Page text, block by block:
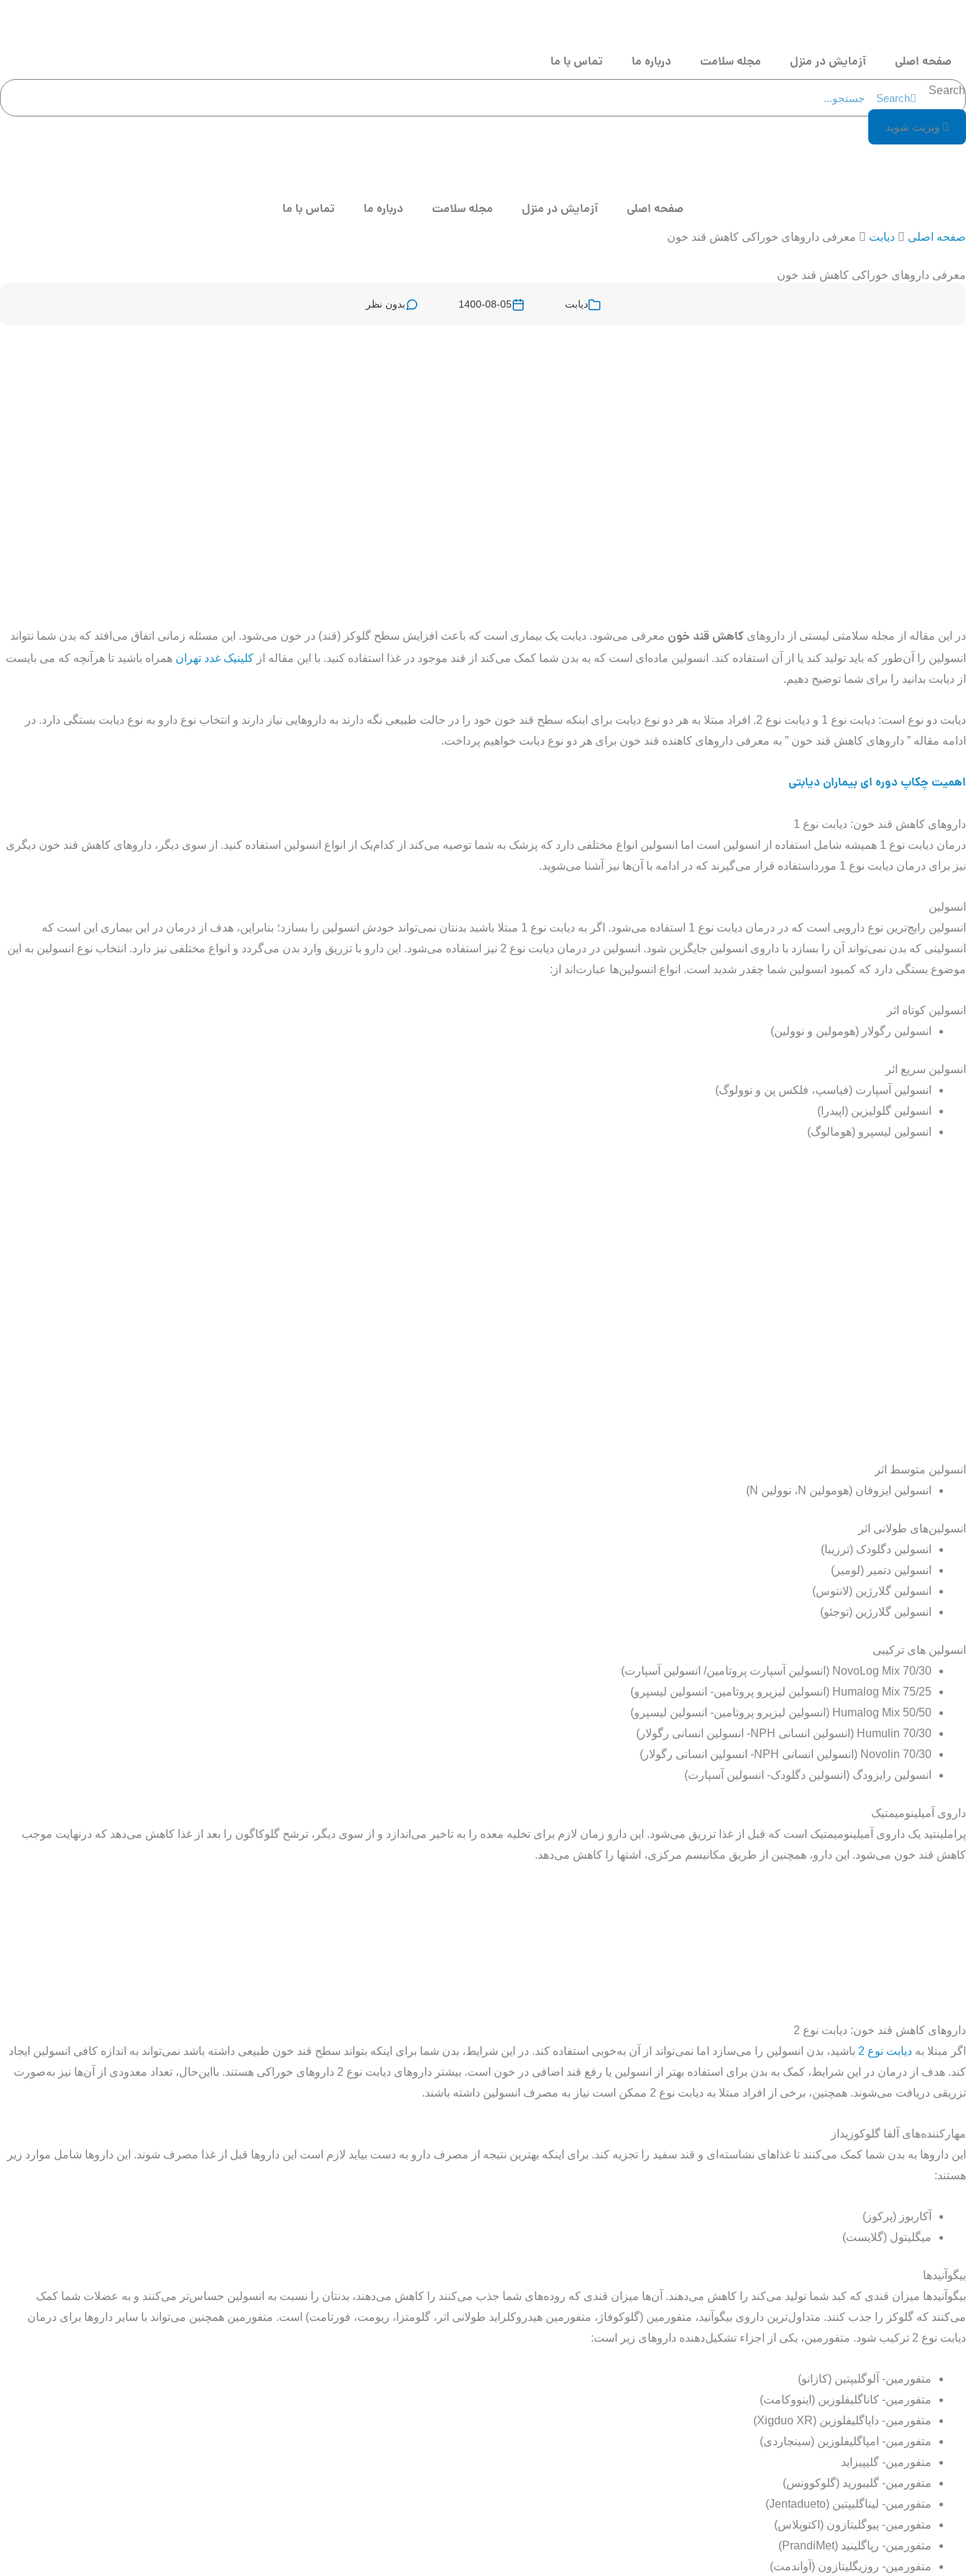
صفحه اصلی آزمایش در منزل مجله سلامت درباره ما تماس با ما
Search
Search
ویزیت شوید
صفحه اصلی آزمایش در منزل مجله سلامت درباره ما تماس با ما
صفحه اصلی دیابت معرفی داروهای خوراکی کاهش قند خون
معرفی داروهای خوراکی کاهش قند خون
دیابت 1400-08-05 بدون نظر
در این مقاله از مجله سلامتی لیستی از داروهای کاهش قند خون معرفی می‌شود. دیابت یک بیماری است که باعث افزایش سطح گلوکز (قند) در خون می‌شود. این مسئله زمانی اتفاق می‌افتد که بدن شما نتواند
انسولین را آن‌طور که باید تولید کند یا از آن استفاده کند. انسولین ماده‌ای است که به بدن شما کمک می‌کند از قند موجود در غذا استفاده کنید. با این مقاله از کلینیک غدد تهران همراه باشید تا هرآنچه که می بایست
از دیابت بدانید را برای شما توضیح دهیم.
دیابت دو نوع است: دیابت نوع 1 و دیابت نوع 2. افراد مبتلا به هر دو نوع دیابت برای اینکه سطح قند خون خود را در حالت طبیعی نگه دارند به داروهایی نیاز دارند و انتخاب نوع دارو به نوع دیابت بستگی دارد. در
ادامه مقاله ” داروهای کاهش قند خون ” به معرفی داروهای کاهنده قند خون برای هر دو نوع دیابت خواهیم پرداخت.
اهمیت چکاپ دوره‌ ای بیماران دیابتی
داروهای کاهش قند خون: دیابت نوع 1
درمان دیابت نوع 1 همیشه شامل استفاده از انسولین است اما انسولین انواع مختلفی دارد که پزشک به شما توصیه می‌کند از کدام‌یک از انواع انسولین استفاده کنید. از سوی دیگر، داروهای کاهش قند خون دیگری
نیز برای درمان دیابت نوع 1 مورداستفاده قرار می‌گیرند که در ادامه با آن‌ها نیز آشنا می‌شوید.
انسولین
انسولین رایج‌ترین نوع دارویی است که در درمان دیابت نوع 1 استفاده می‌شود. اگر به دیابت نوع 1 مبتلا باشید بدنتان نمی‌تواند خودش انسولین را بسازد؛ بنابراین، هدف از درمان در این بیماری این است که
انسولینی که بدن نمی‌تواند آن را بسازد با داروی انسولین جایگزین شود. انسولین در درمان دیابت نوع 2 نیز استفاده می‌شود. این دارو با تزریق وارد بدن می‌گردد و انواع مختلفی نیز دارد. انتخاب نوع انسولین به این
موضوع بستگی دارد که کمبود انسولین شما چقدر شدید است. انواع انسولین‌ها عبارت‌اند از:
انسولین کوتاه اثر
انسولین رگولار (هومولین و نوولین)
انسولین سریع اثر
انسولین آسپارت (فیاسپ، فلکس پن و نوولوگ)
انسولین گلولیزین (اپیدرا)
انسولین لیسپرو (هومالوگ)
انسولین متوسط اثر
انسولین ایزوفان (هومولین N، نوولین N)
انسولین‌های طولانی اثر
انسولین دگلودک (ترزیبا)
انسولین دتمیر (لومیر)
انسولین گلارژین (لانتوس)
انسولین گلارژین (توجئو)
انسولین های ترکیبی
NovoLog Mix 70/30 (انسولین آسپارت پروتامین/ انسولین آسپارت)
Humalog Mix 75/25 (انسولین لیزپرو پروتامین- انسولین لیسپرو)
Humalog Mix 50/50 (انسولین لیزپرو پروتامین- انسولین لیسپرو)
Humulin 70/30 (انسولین انسانی NPH- انسولین انسانی رگولار)
Novolin 70/30 (انسولین انسانی NPH- انسولین انسانی رگولار)
انسولین رایزودگ (انسولین دگلودک- انسولین آسپارت)
داروی آمیلینومیمتیک
پراملینتید یک داروی آمیلینومیمتیک است که قبل از غذا تزریق می‌شود. این دارو زمان لازم برای تخلیه معده را به تاخیر می‌اندازد و از سوی دیگر، ترشح گلوکاگون را بعد از غذا کاهش می‌دهد که درنهایت موجب
کاهش قند خون می‌شود. این دارو، همچنین از طریق مکانیسم مرکزی، اشتها را کاهش می‌دهد.
داروهای کاهش قند خون: دیابت نوع 2
اگر مبتلا به دیابت نوع 2
باشید، بدن انسولین را می‌سازد اما نمی‌تواند از آن به‌خوبی استفاده کند. در این شرایط، بدن شما برای اینکه بتواند سطح قند خون طبیعی داشته باشد نمی‌تواند به اندازه کافی انسولین ایجاد
کند. هدف از درمان در این شرایط، کمک به بدن برای استفاده بهتر از انسولین یا رفع قند اضافی در خون است. بیشتر داروهای دیابت نوع 2 داروهای خوراکی هستند. بااین‌حال، تعداد معدودی از آن‌ها نیز به‌صورت
تزریقی دریافت می‌شوند. همچنین، برخی از افراد مبتلا به دیابت نوع 2 ممکن است نیاز به مصرف انسولین داشته باشند.
مهارکننده‌های آلفا گلوکوزیداز
این داروها به بدن شما کمک می‌کنند تا غذاهای نشاسته‌ای و قند سفید را تجزیه کند. برای اینکه بهترین نتیجه از مصرف دارو به دست بیاید لازم است این داروها قبل از غذا مصرف شوند. این داروها شامل موارد زیر
هستند:
آکاربوز (پرکوز)
میگلیتول (گلایست)
بیگوآنیدها
بیگوآنیدها میزان قندی که کبد شما تولید می‌کند را کاهش می‌دهند. آن‌ها میزان قندی که روده‌های شما جذب می‌کنند را کاهش می‌دهند، بدنتان را نسبت به انسولین حساس‌تر می‌کنند و به عضلات شما کمک
می‌کنند که گلوکز را جذب کنند. متداول‌ترین داروی بیگوآنید، متفورمین (گلوکوفاژ، متفورمین هیدروکلراید طولانی اثر، گلومتزا، ریومت، فورتامت) است. متفورمین همچنین می‌تواند با سایر داروها برای درمان
دیابت نوع 2 ترکیب شود. متفورمین، یکی از اجزاء تشکیل‌دهنده داروهای زیر است:
متفورمین- آلوگلیپتین (کازانو)
متفورمین- کاناگلیفلوزین (اینووکامت)
متفورمین- داپاگلیفلوزین (Xigduo XR)
متفورمین- امپاگلیفلوزین (سینجاردی)
متفورمین- گلیپیزاید
متفورمین- گلیبورید (گلوکوونس)
متفورمین- لیناگلیپتین (Jentadueto)
متفورمین- پیوگلیتازون (اکتوپلاس)
متفورمین- رپاگلینید (PrandiMet)
متفورمین- روزیگلیتازون (آواندمت)